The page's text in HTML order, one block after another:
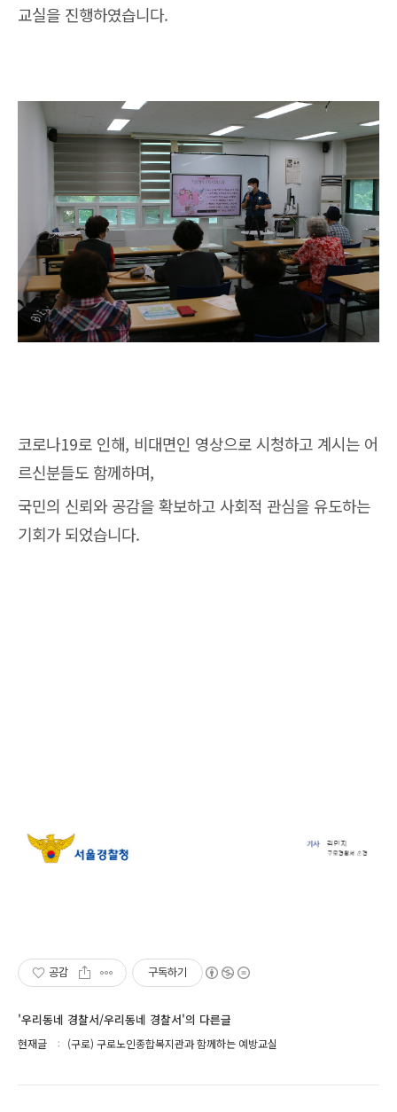
교실을 진행하였습니다.
코로나19로 인해, 비대면인 영상으로 시청하고 계시는 어
르신분들도 함께하며,
국민의 신뢰와 공감을 확보하고 사회적 관심을 유도하는
기회가 되었습니다.
공감 구독하기
'우리동네 경찰서/우리동네 경찰서'의 다른글
현재글 (구로) 구로노인종합복지관과 함께하는 예방교실